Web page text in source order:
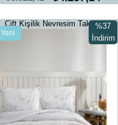
Çift Kişilik Nevresim Takımı%37
İndirim
Yeni